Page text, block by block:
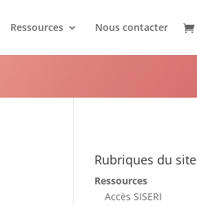
Ressources Nous contacter
?
Rubriques du site
Ressources
Accès SISERI